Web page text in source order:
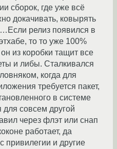
сборок, где уже всё
докачивать, ковырять
релиз появился в
то то уже 100%
он из коробки тащит все
и либы. Сталкивался
когда для
требуется пакет,
в системе
для совсем другой
через флэт или снап
работает, да
привилегии и другие